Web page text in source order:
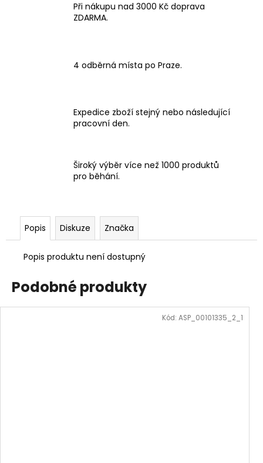
Při nákupu nad 3000 Kč doprava
ZDARMA.
4 odběrná místa po Praze.
Expedice zboží stejný nebo následující
pracovní den.
Široký výběr více než 1000 produktů
pro běhání.
Popis Diskuze Značka
Popis produktu není dostupný
Podobné produkty
Kód: ASP_00101335_2_1